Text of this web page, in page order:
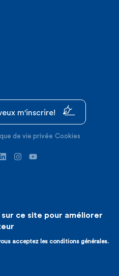
m'inscrire!
de vie privée Cookies
site internet : Expansion
sur ce site pour améliorer
acceptez les conditions générales.